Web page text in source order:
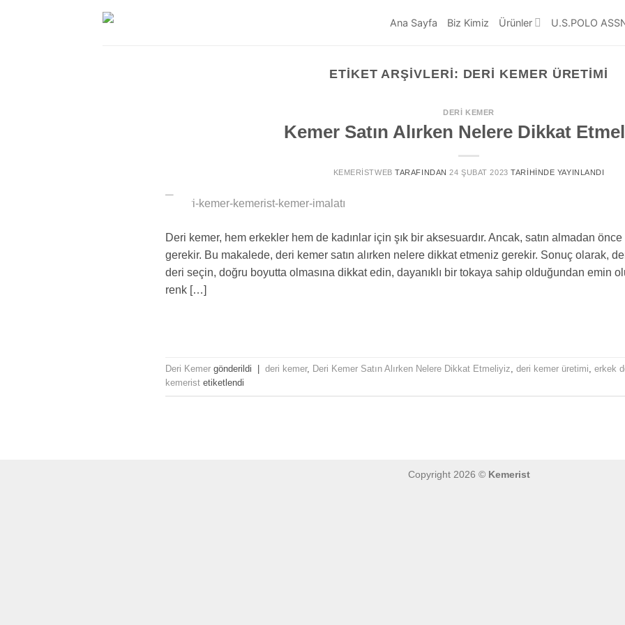
Ana Sayfa Biz Kimiz Ürünler U.S.POLO
ETIKET ARŞIVLERI: DERI KEMER ÜRETIMI
DERI KEMER
Kemer Satın Alırken Nelere Dikkat
KEMERISTWEB TARAFINDAN 24 ŞUBAT 2023 TARIHINDE YAYINLANDI
Deri kemer, hem erkekler hem de kadınlar için şık bir aksesuardır. Ancak, satın almadan
gerekir. Bu makalede, deri kemer satın alırken nelere dikkat etmeniz gerekir. Sonuç olarak,
deri seçin, doğru boyutta olmasına dikkat edin, dayanıklı bir tokaya sahip olduğundan emin
renk […]
Deri Kemer gönderildi deri kemer, Deri Kemer Satın Alırken Nelere Dikkat Etmeliyiz, deri kemer üretimi, erkek
kemerist etiketlendi
Copyright 2026 © Kemerist